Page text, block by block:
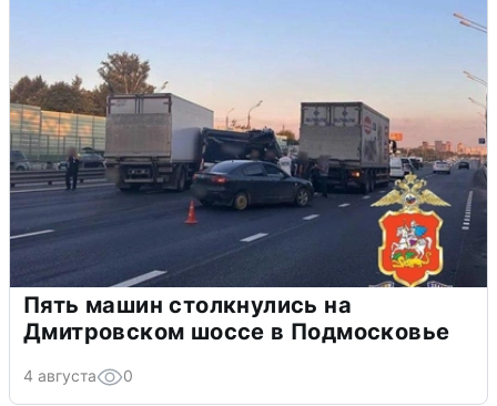
Пять машин столкнулись на
Дмитровском шоссе в Подмосковье
4 августа 0